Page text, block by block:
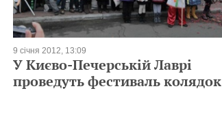
9 січня 2012, 13:09
У Києво-Печерській Лаврі
проведуть фестиваль колядок